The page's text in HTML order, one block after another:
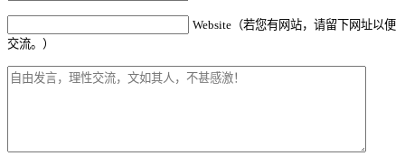
Website（若您有网站，请留下网址以便
交流。）